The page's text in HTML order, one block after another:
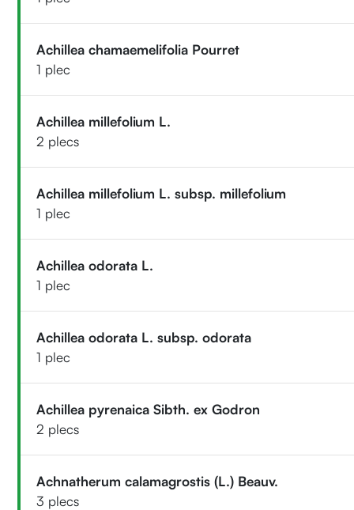
Achillea chamaemelifolia Pourret
1 plec
Achillea millefolium L.
2 plecs
Achillea millefolium L. subsp. millefolium
1 plec
Achillea odorata L.
1 plec
Achillea odorata L. subsp. odorata
1 plec
Achillea pyrenaica Sibth. ex Godron
2 plecs
Achnatherum calamagrostis (L.) Beauv.
3 plecs